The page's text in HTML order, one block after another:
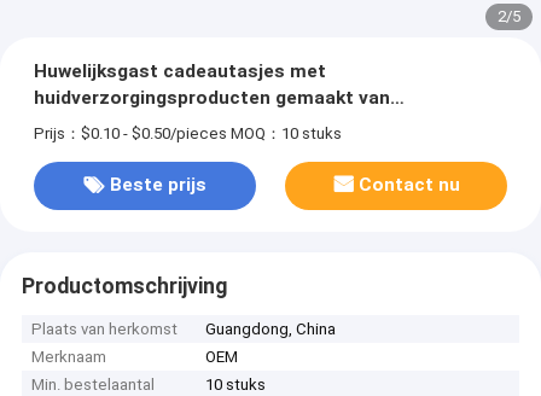
3/5
Huwelijksgast cadeautasjes met
huidverzorgingsproducten gemaakt van
gerecycleerde materialen
Prijs：$0.10 - $0.50/pieces MOQ：10 stuks
Beste prijs Contact nu
Productomschrijving
Plaats van herkomst
Guangdong, China
Merknaam
OEM
Min. bestelaantal
10 stuks